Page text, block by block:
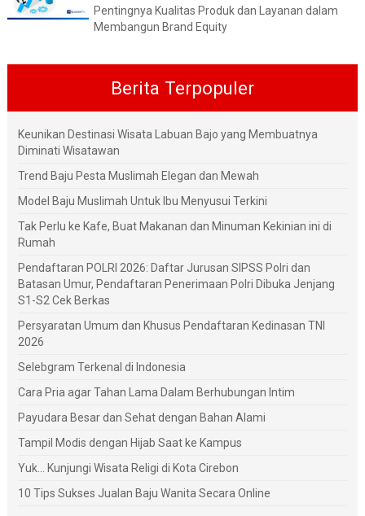
Pentingnya Kualitas Produk dan Layanan dalam
Membangun Brand Equity
Berita Terpopuler
Keunikan Destinasi Wisata Labuan Bajo yang Membuatnya
Diminati Wisatawan
Trend Baju Pesta Muslimah Elegan dan Mewah
Model Baju Muslimah Untuk Ibu Menyusui Terkini
Tak Perlu ke Kafe, Buat Makanan dan Minuman Kekinian ini di
Rumah
Pendaftaran POLRI 2026: Daftar Jurusan SIPSS Polri dan
Batasan Umur, Pendaftaran Penerimaan Polri Dibuka Jenjang
S1-S2 Cek Berkas
Persyaratan Umum dan Khusus Pendaftaran Kedinasan TNI
2026
Selebgram Terkenal di Indonesia
Cara Pria agar Tahan Lama Dalam Berhubungan Intim
Payudara Besar dan Sehat dengan Bahan Alami
Tampil Modis dengan Hijab Saat ke Kampus
Yuk... Kunjungi Wisata Religi di Kota Cirebon
10 Tips Sukses Jualan Baju Wanita Secara Online